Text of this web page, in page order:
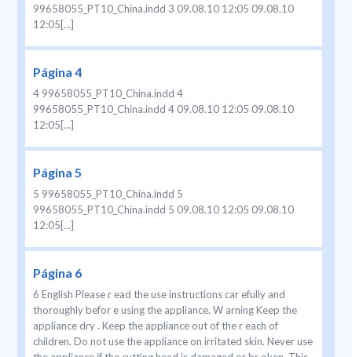
99658055_PT10_China.indd 3 09.08.10 12:05 09.08.10
12:05[...]
Página 4
4 99658055_PT10_China.indd 4
99658055_PT10_China.indd 4 09.08.10 12:05 09.08.10
12:05[...]
Página 5
5 99658055_PT10_China.indd 5
99658055_PT10_China.indd 5 09.08.10 12:05 09.08.10
12:05[...]
Página 6
6 English Please r ead the use instructions car efully and
thoroughly befor e using the appliance. W arning Keep the
appliance dry . Keep the appliance out of the r each of
children. Do not use the appliance on irritated skin. Never use